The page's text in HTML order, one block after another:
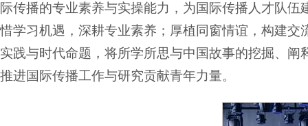
际传播的专业素养与实操能力，为国际传播人才队
惜学习机遇，深耕专业素养；厚植同窗情谊，构建
实践与时代命题，将所学所思与中国故事的挖掘、
推进国际传播工作与研究贡献青年力量。